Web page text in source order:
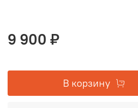
9 900 ₽
В корзину